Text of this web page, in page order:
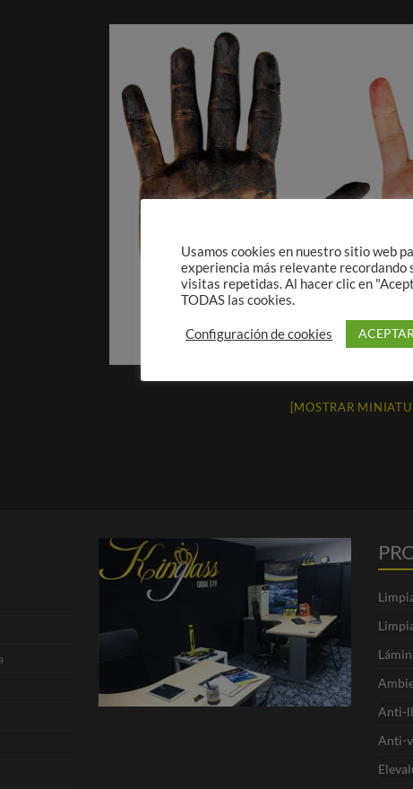
[MOSTRAR
Anti-
Anti-
Usamos cookies en nuestro sitio web
experiencia más relevante recordando
visitas repetidas. Al hacer clic en
TODAS las cookies.
Configuración de cookies ACEPTAR